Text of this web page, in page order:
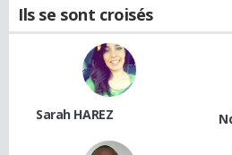
Ils se sont croisés
Sarah HAREZ